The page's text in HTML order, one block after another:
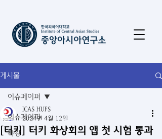
게시물
이슈페이퍼
특강
이슈페이퍼
[터키] 터키 화상회의 앱 첫 시험 통과
ICAS HUFS
2024년 4월 12일